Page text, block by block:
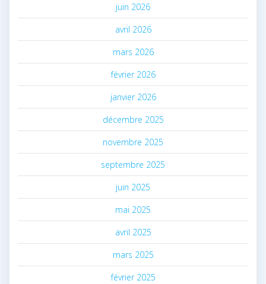
juin 2026
avril 2026
mars 2026
février 2026
janvier 2026
décembre 2025
novembre 2025
septembre 2025
juin 2025
mai 2025
avril 2025
mars 2025
février 2025